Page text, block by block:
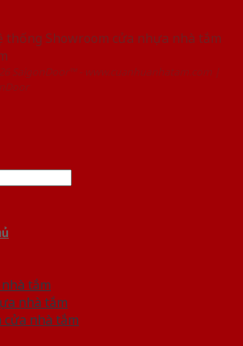
thống Showroom cửa nhựa nhà tắm
SaigonDoor™ - www.cuanhuanhatam.com |
tắm
nhà tắm
cửa nhà tắm